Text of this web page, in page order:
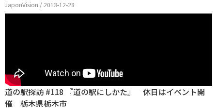
JaponVision / 2013-12-28
道の駅探訪 #118 『道の駅にしかた』 休日はイベント開
催 栃木県栃木市